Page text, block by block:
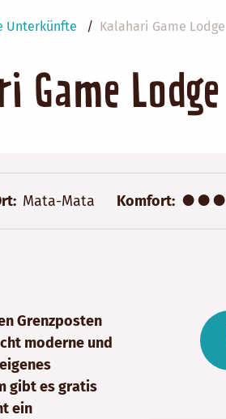
Unterkünfte Kalahari Game Lodge
Game Lodge
Mata-Mata Komfort ●●●
Grenzposten
moderne und
gibt es gratis
ein